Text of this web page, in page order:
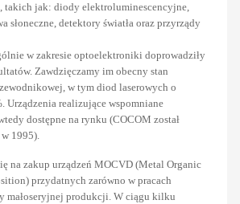
takich jak: diody elektroluminescencyjne,
słoneczne, detektory światła oraz przyrządy
w zakresie optoelektroniki doprowadziły
Zawdzięczamy im obecny stan
w tym diod laserowych o
Urządzenia realizujące wspomniane
dostępne na rynku (COCOM został
1995).
na zakup urządzeń MOCVD (Metal Organic
przydatnych zarówno w pracach
małoseryjnej produkcji. W ciągu kilku